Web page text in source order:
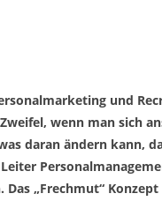
und
wenn man sich
daran ändern kann,
Das „Frechmut“